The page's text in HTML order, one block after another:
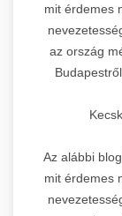
mit érdemes
az ország
Az alábbi
mit érdemes